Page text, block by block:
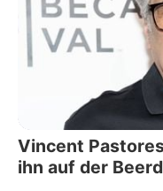
Vincent
ihn auf der